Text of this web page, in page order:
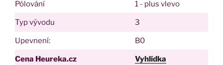
Pólování 1 - plus vlevo
Typ vývodu 3
Upevnení: B0
Cena Heureka.cz Vyhlídka